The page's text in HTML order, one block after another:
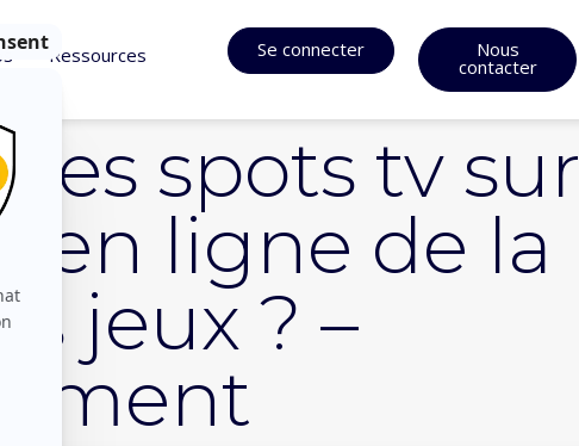
Ressources Se connecter Nous
contacter
spots tv sur
en ligne de la
jeux ? –